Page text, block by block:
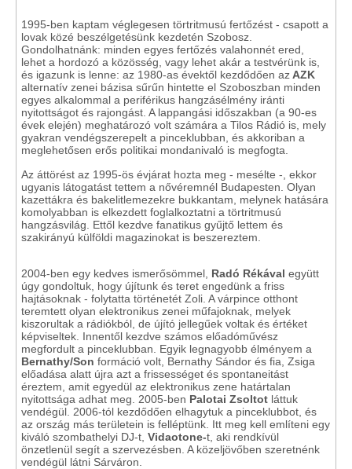
1995-ben kaptam véglegesen törtritmusú fertőzést - csapott a
lovak közé beszélgetésünk kezdetén Szobosz.
Gondolhatnánk: minden egyes fertőzés valahonnét ered,
lehet a hordozó a közösség, vagy lehet akár a testvérünk is,
és igazunk is lenne: az 1980-as évektől kezdődően az AZK
alternatív zenei bázisa sűrűn hintette el Szoboszban minden
egyes alkalommal a periférikus hangzásélmény iránti
nyitottságot és rajongást. A lappangási időszakban (a 90-es
évek elején) meghatározó volt számára a Tilos Rádió is, mely
gyakran vendégszerepelt a pinceklubban, és akkoriban a
meglehetősen erős politikai mondanivaló is megfogta.
Az áttörést az 1995-ös évjárat hozta meg - mesélte -, ekkor
ugyanis látogatást tettem a nővéremnél Budapesten. Olyan
kazettákra és bakelitlemezekre bukkantam, melynek hatására
komolyabban is elkezdett foglalkoztatni a törtritmusú
hangzásvilág. Ettől kezdve fanatikus gyűjtő lettem és
szakirányú külföldi magazinokat is beszereztem.
2004-ben egy kedves ismerősömmel, Radó Rékával együtt
úgy gondoltuk, hogy újítunk és teret engedünk a friss
hajtásoknak - folytatta történetét Zoli. A várpince otthont
teremtett olyan elektronikus zenei műfajoknak, melyek
kiszorultak a rádiókból, de újító jellegűek voltak és értéket
képviseltek. Innentől kezdve számos előadóművész
megfordult a pinceklubban. Egyik legnagyobb élményem a
Bernathy/Son formáció volt, Bernathy Sándor és fia, Zsiga
előadása alatt újra azt a frissességet és spontaneitást
éreztem, amit egyedül az elektronikus zene határtalan
nyitottsága adhat meg. 2005-ben Palotai Zsoltot láttuk
vendégül. 2006-tól kezdődően elhagytuk a pinceklubbot, és
az ország más területein is felléptünk. Itt meg kell említeni egy
kiváló szombathelyi DJ-t, Vidaotone-t, aki rendkívül
önzetlenül segít a szervezésben. A közeljövőben szeretnénk
vendégül látni Sárváron.